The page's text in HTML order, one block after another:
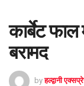
कार्बेट
बरामद
by हल्द्वानी